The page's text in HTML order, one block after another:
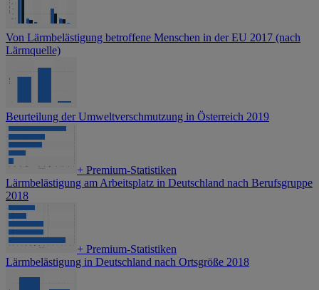
Von Lärmbelästigung betroffene Menschen in der EU 2017 (nach
Lärmquelle)
Beurteilung der Umweltverschmutzung in Österreich 2019
+ Premium-Statistiken
Lärmbelästigung am Arbeitsplatz in Deutschland nach Berufsgruppe
2018
+ Premium-Statistiken
Lärmbelästigung in Deutschland nach Ortsgröße 2018